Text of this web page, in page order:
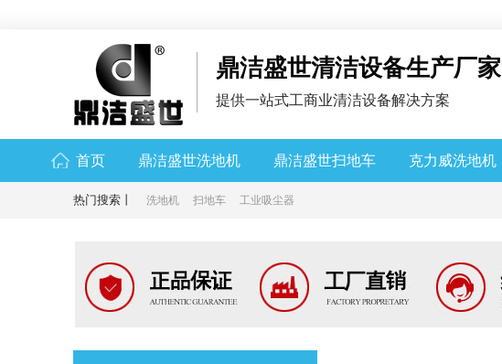
鼎洁盛世清洁设备生产厂家
提供一站式工商业清洁设备解决方案
首页 鼎洁盛世洗地机 鼎洁盛世扫地车 克力威洗地机
热门搜索丨 洗地机 扫地车 工业吸尘器